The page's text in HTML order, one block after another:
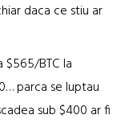
daca ce stiu ar
$565/BTC la
parca se luptau
sub $400 ar fi